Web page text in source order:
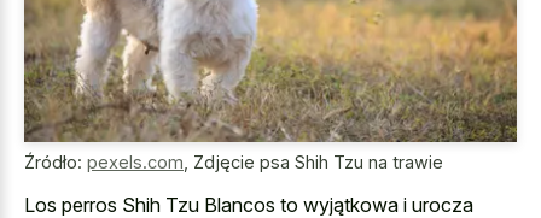
Źródło: pexels.com Zdjęcie psa Shih Tzu na trawie
Los perros Shih Tzu Blancos to wyjątkowa i urocza